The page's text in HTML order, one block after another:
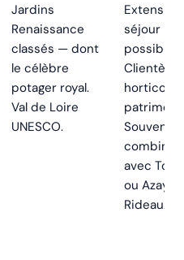
Jardins
Renaissance
classés — dont
le célèbre
potager royal.
Val de Loire
UNESCO.
séjour
possible.
Clientèle
horticole
Souvent
combiné
avec
ou Azay-
Rideau.